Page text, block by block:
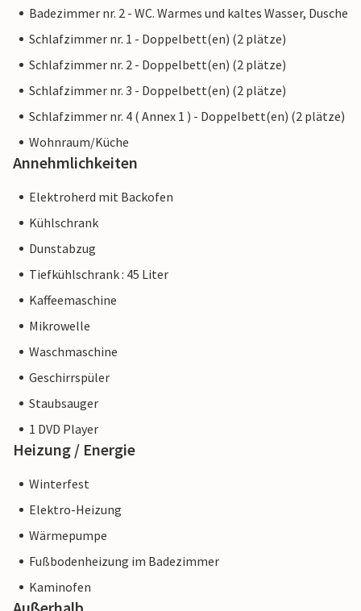
Badezimmer nr. 2 - WC. Warmes und kaltes Wasser, Dusche
Schlafzimmer nr. 1 - Doppelbett(en) (2 plätze)
Schlafzimmer nr. 2 - Doppelbett(en) (2 plätze)
Schlafzimmer nr. 3 - Doppelbett(en) (2 plätze)
Schlafzimmer nr. 4 ( Annex 1 ) - Doppelbett(en) (2 plätze)
Wohnraum/Küche
Annehmlichkeiten
Elektroherd mit Backofen
Kühlschrank
Dunstabzug
Tiefkühlschrank : 45 Liter
Kaffeemaschine
Mikrowelle
Waschmaschine
Geschirrspüler
Staubsauger
1 DVD Player
Heizung / Energie
Winterfest
Elektro-Heizung
Wärmepumpe
Fußbodenheizung im Badezimmer
Kaminofen